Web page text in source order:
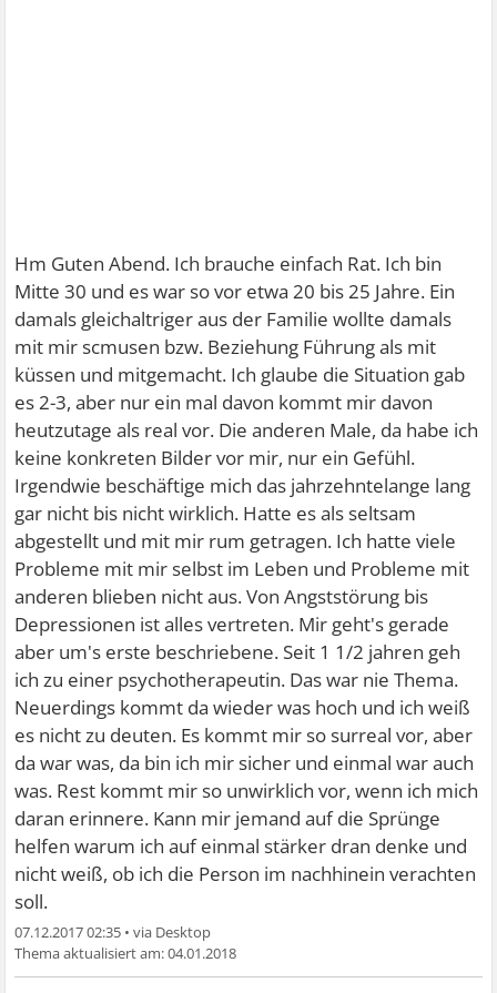
Hm Guten Abend. Ich brauche einfach Rat. Ich bin
Mitte 30 und es war so vor etwa 20 bis 25 Jahre. Ein
damals gleichaltriger aus der Familie wollte damals
mit mir scmusen bzw. Beziehung Führung als mit
küssen und mitgemacht. Ich glaube die Situation gab
es 2-3, aber nur ein mal davon kommt mir davon
heutzutage als real vor. Die anderen Male, da habe ich
keine konkreten Bilder vor mir, nur ein Gefühl.
Irgendwie beschäftige mich das jahrzehntelange lang
gar nicht bis nicht wirklich. Hatte es als seltsam
abgestellt und mit mir rum getragen. Ich hatte viele
Probleme mit mir selbst im Leben und Probleme mit
anderen blieben nicht aus. Von Angststörung bis
Depressionen ist alles vertreten. Mir geht's gerade
aber um's erste beschriebene. Seit 1 1/2 jahren geh
ich zu einer psychotherapeutin. Das war nie Thema.
Neuerdings kommt da wieder was hoch und ich weiß
es nicht zu deuten. Es kommt mir so surreal vor, aber
da war was, da bin ich mir sicher und einmal war auch
was. Rest kommt mir so unwirklich vor, wenn ich mich
daran erinnere. Kann mir jemand auf die Sprünge
helfen warum ich auf einmal stärker dran denke und
nicht weiß, ob ich die Person im nachhinein verachten
soll.
07.12.2017 02:35 •
04.01.2018